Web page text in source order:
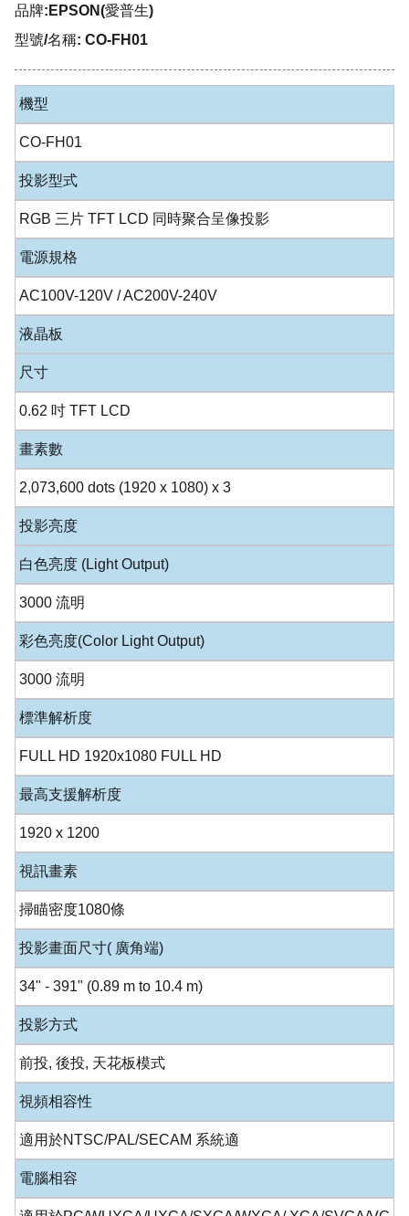
品牌:EPSON(愛普生)
型號/名稱: CO-FH01
機型
CO-FH01
投影型式
RGB 三片 TFT LCD 同時聚合呈像投影
電源規格
AC100V-120V / AC200V-240V
液晶板
尺寸
0.62 吋 TFT LCD
畫素數
2,073,600 dots (1920 x 1080) x 3
投影亮度
白色亮度 (Light Output)
3000 流明
彩色亮度(Color Light Output)
3000 流明
標準解析度
FULL HD 1920x1080 FULL HD
最高支援解析度
1920 x 1200
視訊畫素
掃瞄密度1080條
投影畫面尺寸( 廣角端)
34" - 391" (0.89 m to 10.4 m)
投影方式
前投, 後投, 天花板模式
視頻相容性
適用於NTSC/PAL/SECAM 系統適
電腦相容